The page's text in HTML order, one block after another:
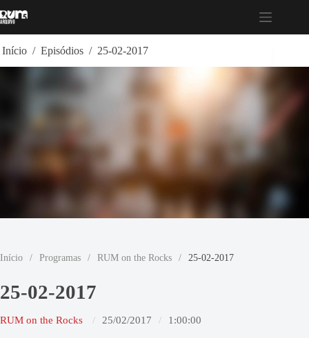
para
Início / Episódios / 25-02-2017
Início / Programas / RUM on the Rocks / 25-02-2017
25-02-2017
RUM on the Rocks 25/02/2017 1:00:00